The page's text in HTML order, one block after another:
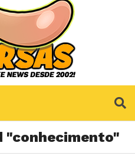
"conhecimento"